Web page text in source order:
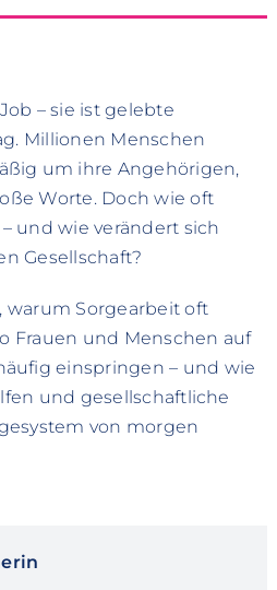
– sie ist gelebte
Millionen Menschen
um ihre Angehörigen,
Worte. Doch wie oft
und wie verändert sich
Gesellschaft?
warum Sorgearbeit oft
Frauen und Menschen auf
einspringen – und wie
und gesellschaftliche
von morgen